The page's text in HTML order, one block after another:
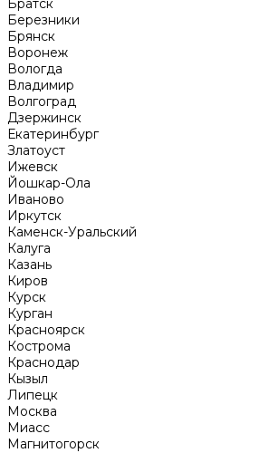
Братск
Березники
Брянск
Воронеж
Вологда
Владимир
Волгоград
Дзержинск
Екатеринбург
Златоуст
Ижевск
Йошкар-Ола
Иваново
Иркутск
Каменск-Уральский
Калуга
Казань
Киров
Курск
Курган
Красноярск
Кострома
Краснодар
Кызыл
Липецк
Москва
Миасс
Магнитогорск